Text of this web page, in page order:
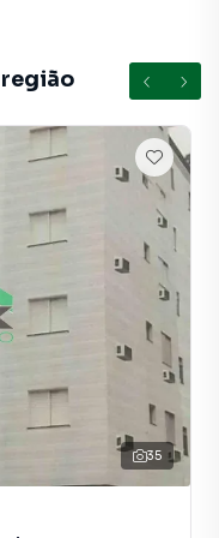
e serviços locais,
de melhor 🌴.
bem localizado e
ideal! 💰
venha conhecer seu
valorizada do bairro
Não
mais informações
em contato com
de apartamentos,
35